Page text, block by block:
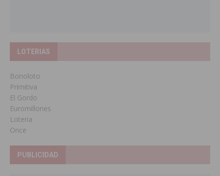
LOTERIAS
Bonoloto
Primitiva
El Gordo
Euromillones
Loteria
Once
PUBLICIDAD